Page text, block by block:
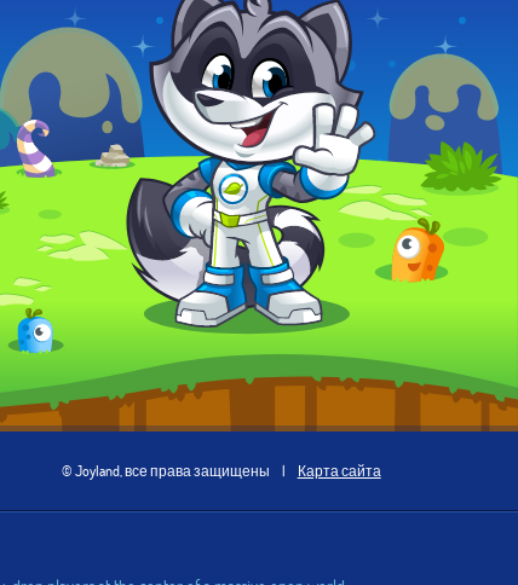
© Joyland, все права защищены | Карта сайта